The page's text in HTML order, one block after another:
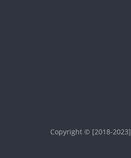
Copyright © [2018-2023]